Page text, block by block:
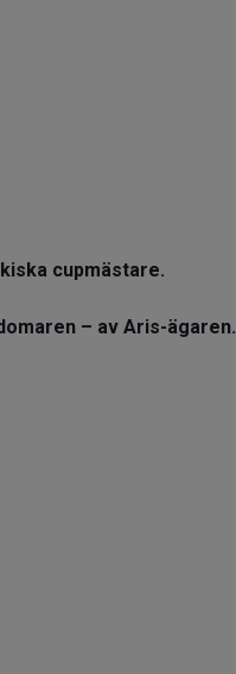
cupmästare.
– av Aris-ägaren.